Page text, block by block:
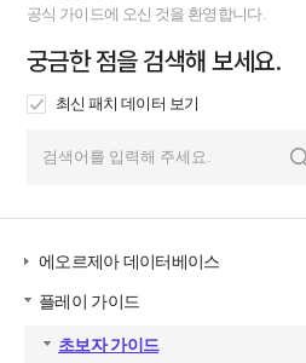
공식 가이드에 오신 것을 환영합니다.
궁금한 점을 검색해 보세요.
최신 패치 데이터 보기
에오르제아 데이터베이스
플레이 가이드
초보자 가이드